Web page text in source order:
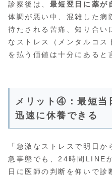
診察後は、 最短翌日に薬が
体調が悪い中、混雑した病
待たされる苦痛、知り合い
なストレス（メンタルコス
を払う価値は十分にあると
メリット④：最短当
迅速に休養できる
「急激なストレスで明日
急事態でも、24時間LINE
日に医師の判断を仰いで診